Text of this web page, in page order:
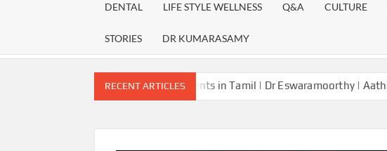
DENTAL LIFE STYLE WELLNESS Q&A CULTURE
STORIES DR KUMARASAMY
RECENT ARTICLES
symptoms and treatments in Tamil | Dr Eswaramoorthy | Aathichoodi